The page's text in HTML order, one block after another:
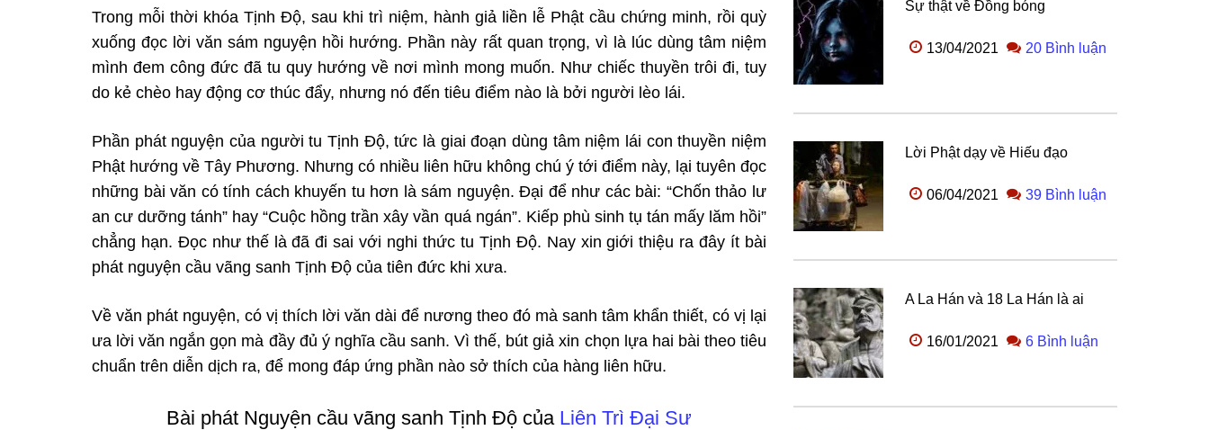
Trong mỗi thời khóa Tịnh Độ, sau khi trì niệm, hành giả liền lễ Phật cầu chứng minh, rồi quỳ
xuống đọc lời văn sám nguyện hồi hướng. Phần này rất quan trọng, vì là lúc dùng tâm niệm
mình đem công đức đã tu quy hướng về nơi mình mong muốn. Như chiếc thuyền trôi đi, tuy
do kẻ chèo hay động cơ thúc đẩy, nhưng nó đến tiêu điểm nào là bởi người lèo lái.
Phần phát nguyện của người tu Tịnh Độ, tức là giai đoạn dùng tâm niệm lái con thuyền niệm
Phật hướng về Tây Phương. Nhưng có nhiều liên hữu không chú ý tới điểm này, lại tuyên đọc
những bài văn có tính cách khuyến tu hơn là sám nguyện.Đại để như các bài: “Chốn thảo lư
an cư dưỡng tánh” hay “Cuộc hồng trầnxây vần quá ngán”. Kiếp phù sinh tụ tán mấy lăm hồi”
chẳng hạn. Đọc như thế là đã đi sai với nghi thức tu Tịnh Độ. Nay xin giới thiệu ra đây ít bài
phát nguyện cầu vãng sanh Tịnh Độ của tiên đức khi xưa.
Về văn phát nguyện, có vị thích lời văn dài để nương theo đó mà sanh tâm khẩn thiết, có vị lại
ưa lời văn ngắn gọn mà đầy đủ ý nghĩa cầu sanh. Vì thế, bútgiả xin chọn lựa hai bài theo tiêu
chuẩn trên diễn dịch ra, để mong đáp ứng phần nào sở thích của hàng liên hữu.
Bài phát Nguyện cầu vãng sanh Tịnh Độ của Liên Trì Đại Sư
Sự thật về Đồng bóng
13/04/2021 20 Bình luận
Lời Phật dạy về Hiếu đạo
06/04/2021 39 Bình luận
A La Hán và 18 La Hán là ai
16/01/2021 6 Bình luận